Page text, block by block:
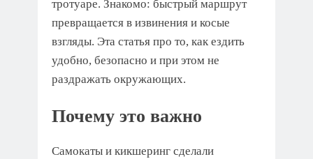
тротуаре. Знакомо: быстрый маршрут
превращается в извинения и косые
взгляды. Эта статья про то, как ездить
удобно, безопасно и при этом не
раздражать окружающих.
Почему это важно
Самокаты и кикшеринг сделали